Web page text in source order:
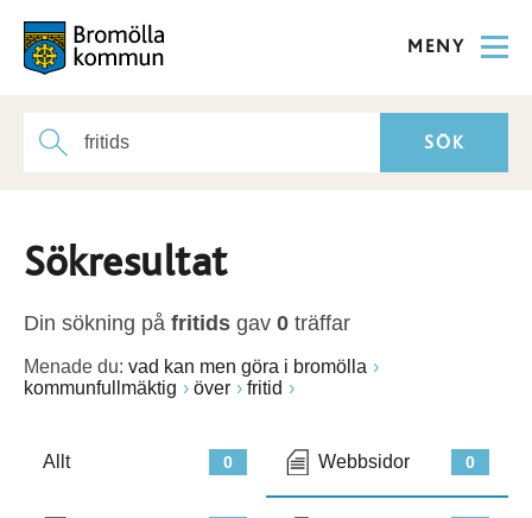
MENY
Sökresultat
Din sökning på fritids gav 0 träffar
Menade du: vad kan men göra i bromölla
kommunfullmäktig
över fritid
0
Allt 0
Webbsidor